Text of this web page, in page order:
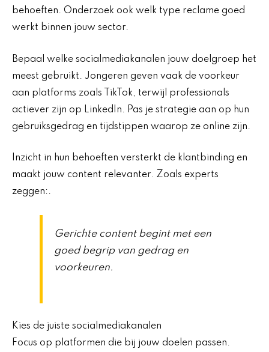
behoeften. Onderzoek ook welk type reclame goed
werkt binnen jouw sector.
Bepaal welke socialmediakanalen jouw doelgroep het
meest gebruikt. Jongeren geven vaak de voorkeur
aan platforms zoals TikTok, terwijl professionals
actiever zijn op LinkedIn. Pas je strategie aan op hun
gebruiksgedrag en tijdstippen waarop ze online zijn.
Inzicht in hun behoeften versterkt de klantbinding en
maakt jouw content relevanter. Zoals experts
zeggen:.
Gerichte content begint met een
goed begrip van gedrag en
voorkeuren.
Kies de juiste socialmediakanalen
Focus op platformen die bij jouw doelen passen.